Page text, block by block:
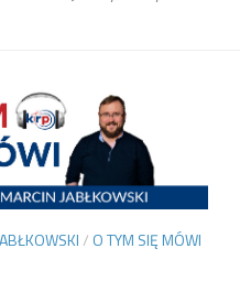
/ O TYM SIĘ MÓWI